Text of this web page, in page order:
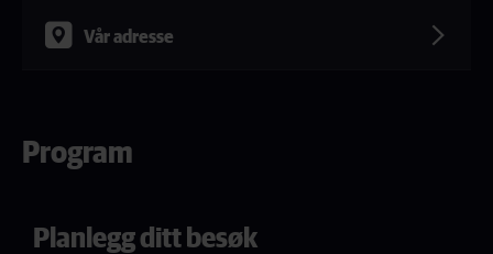
Vår adresse
Program
Planlegg ditt besøk